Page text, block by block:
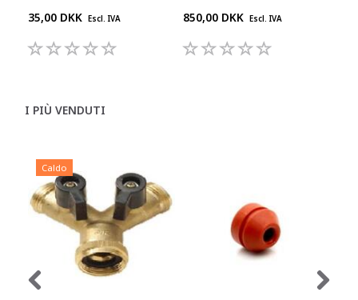
35,00 DKK Escl. IVA
850,00 DKK Escl. IVA
I PIÙ VENDUTI
Caldo